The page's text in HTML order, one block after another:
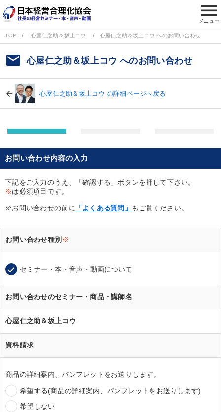
menu
メニュー
TOP 心屋仁之助＆坂上コウ 心屋仁之助＆坂上コウ へのお問い合わせ
email 心屋仁之助＆坂上コウ へのお問い合わせ
心屋仁之助＆坂上コウ の詳細ページへ戻る
お問い合わせ内容の入力
下記をご入力のうえ、「確認する」ボタンを押して下さい。
※は必須項目です。
※お問い合わせの前に 「よくある質問」 もご覧ください。
お問い合わせ種別 ※
セミナー・本・音声・動画について
お問い合わせのセミナー・商品・講師名
心屋仁之助＆坂上コウ
資料請求
商品の詳細案内、パンフレットをお送りします。
希望する(商品の詳細案内、パンフレットをお送りします)
希望しない